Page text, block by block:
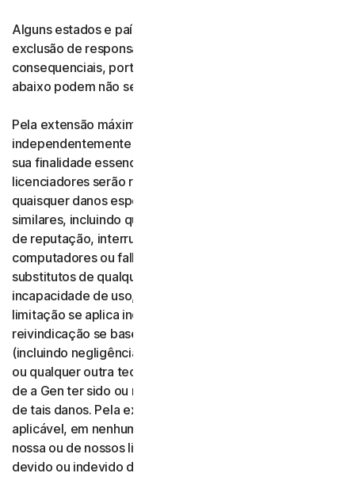
Alguns estados e países não permitem as limitações ou a
exclusão de responsabilidade por danos incidentais ou
consequenciais, portanto, as limitações ou exclusões
abaixo podem não se aplicar a você.
Pela extensão máxima permitida pela lei aplicável, e
independentemente de qualquer recurso não cumprir
sua finalidade essencial, nem a Gen nem nossos
licenciadores serão responsáveis perante você por
quaisquer danos especiais, consequenciais, indiretos ou
similares, incluindo qualquer perda de lucro, de dados ou
de reputação, interrupção de serviços, danos a
computadores ou falhas de sistema ou custo de serviços
substitutos de qualquer tipo que resultem do uso, ou da
incapacidade de uso, do software ou dos serviços. Essa
limitação se aplica independentemente de sua
reivindicação se basear em garantia, contrato, ato ilícito
(incluindo negligência), responsabilidade pelo produto
ou qualquer outra teoria jurídica, e independentemente
de a Gen ter sido ou não avisada sobre a possibilidade
de tais danos. Pela extensão máxima permitida pela lei
aplicável, em nenhum caso a responsabilidade total
nossa ou de nossos licenciadores resultante do uso
devido ou indevido do software ou dos serviços, ou de